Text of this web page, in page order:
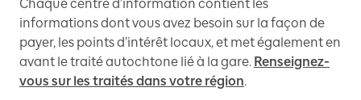
Chaque centre d’information contient les
informations dont vous avez besoin sur la façon de
payer, les points d’intérêt locaux, et met également en
avant le traité autochtone lié à la gare. Renseignez-
vous sur les traités dans votre région.